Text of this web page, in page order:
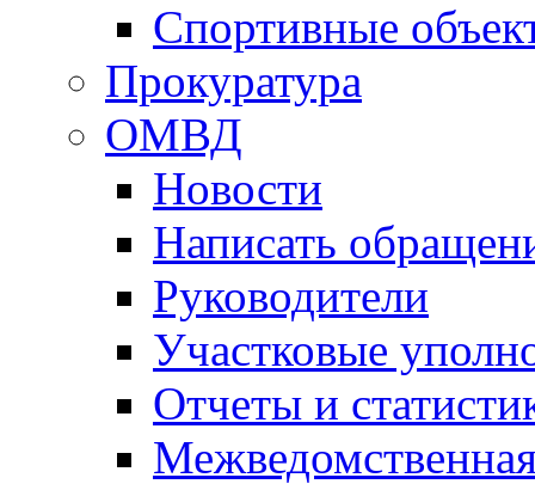
Спортивные
Прокуратура
ОМВД
Новости
Написать
Руководители
Участковые
Отчеты и